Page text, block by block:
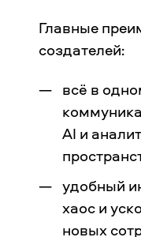
Главные
создателей:
всё в
AI и
удобный
хаос и
новых